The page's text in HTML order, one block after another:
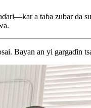
a taɓa zubar da
Bayan an yi gargaɗin